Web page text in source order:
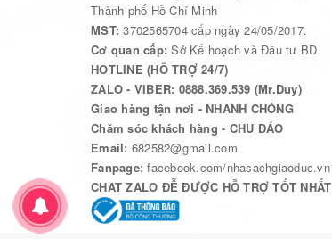
Thành phố Hồ Chí Minh
MST:3702565704 cấp ngày 24/05/2017.
Cơ quan cấp:Sở Kế hoạch và Đầu tư BD
HOTLINE (HỖ TRỢ 24/7)
ZALO - VIBER: 0888.369.539 (Mr.Duy)
Giao hàng tận nơi - NHANH CHÓNG
Chăm sóc khách hàng - CHU ĐÁO
Email: 682582@gmail.com
Fanpage:facebook.com/nhasachgiaoduc.vn
CHAT ZALO ĐỄ ĐƯỢC HỖ TRỢ TỐT NHẤT